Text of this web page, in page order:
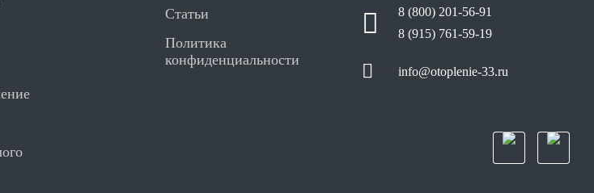
Статьи
Политика
конфиденциальности
8 (800) 201-56-91
8 (915) 761-59-19
info@otoplenie-33.ru